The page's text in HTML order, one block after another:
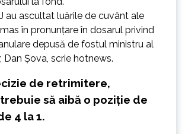
au ascultat luările de cuvânt ale
în pronunțare în dosarul privind
depusă de fostul ministru al
Dan Șova, scrie hotnews.
de retrimitere,
să aibă o poziție de
4 la 1.